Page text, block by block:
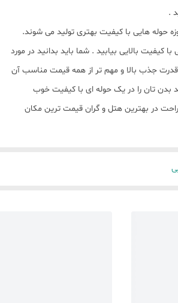
.
حوله هایی با کیفیت بهتری تولید می شوند.
کیفیت بالایی بیابید . شما باید بدانید در مورد
قدرت جذب بالا و مهم تر از همه قیمت مناسب آن
تان را در یک حوله ای با کیفیت خوب
در بهترین هتل و گران قیمت ترین مکان